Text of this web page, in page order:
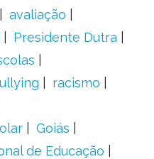
avaliação
Presidente Dutra
racismo
Goiás
de Educação